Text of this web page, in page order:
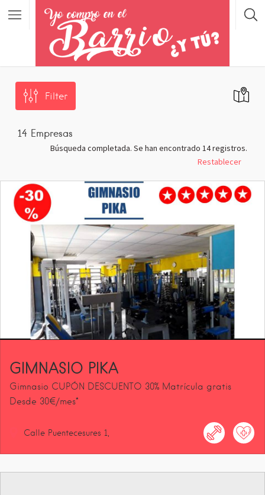
Filter
14 Empresas
Búsqueda completada. Se han encontrado 14 registros.
Restablecer
GIMNASIO PIKA
Gimnasio CUPÓN DESCUENTO 30% Matrícula gratis
Desde 30€/mes*
Calle Puentecesures 1